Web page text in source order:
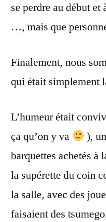
se perdre au début
…, mais que
Finalement, nous
qui était simplement
L’humeur était
ça qu’on y va
),
barquettes achetés à
la supérette du coin
la salle, avec des
faisaient des